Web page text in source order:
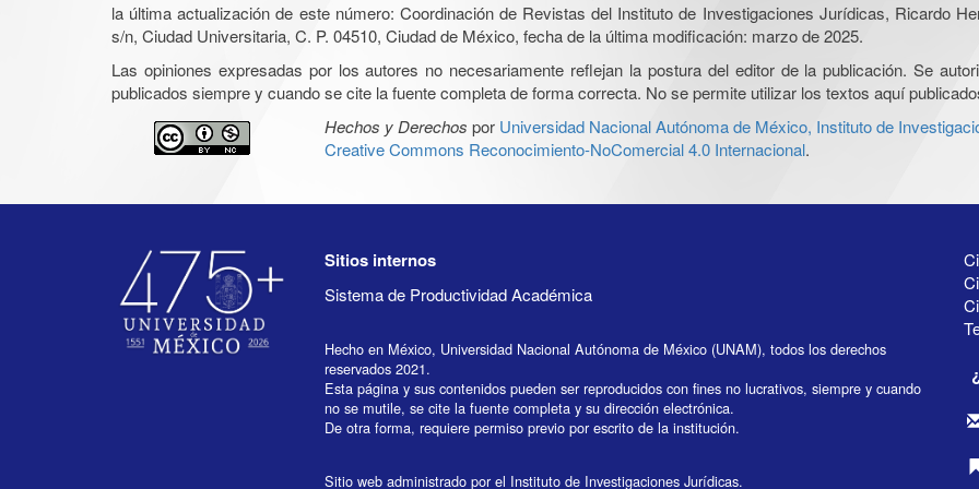
la última actualización de este número: Coordinación de Revistas del Instituto de Investigaciones Jurídicas, Ricardo
s/n, Ciudad Universitaria, C. P. 04510, Ciudad de México, fecha de la última modificación: marzo de 2025.
Las opiniones expresadas por los autores no necesariamente reflejan la postura del editor de la publicación. Se
publicados siempre y cuando se cite la fuente completa de forma correcta. No se permite utilizar los textos aquí
Hechos y Derechos por Universidad Nacional Autónoma de México, Instituto de
Creative Commons Reconocimiento-NoComercial 4.0 Internacional.
Sitios internos
Sistema de Productividad Académica
Hecho en México, Universidad Nacional Autónoma de México (UNAM), todos los derechos
reservados 2021.
Esta página y sus contenidos pueden ser reproducidos con fines no lucrativos, siempre y cuando
no se mutile, se cite la fuente completa y su dirección electrónica.
De otra forma, requiere permiso previo por escrito de la institución.
Sitio web administrado por el Instituto de Investigaciones Jurídicas.